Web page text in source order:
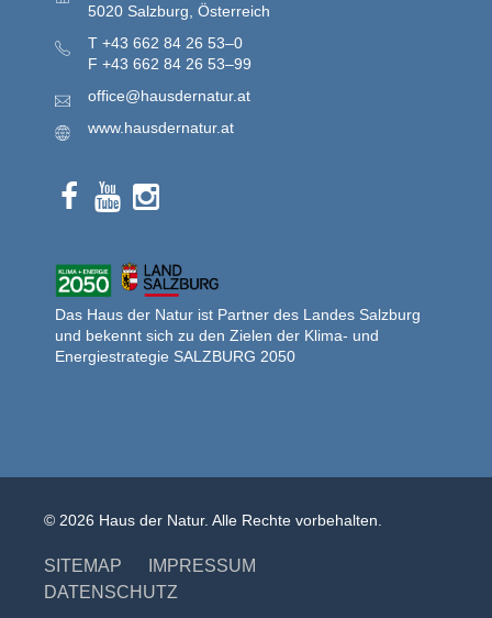
5020 Salzburg, Österreich
T +43 662 84 26 53–0
F +43 662 84 26 53–99
office@hausdernatur.at
www.hausdernatur.at
Das Haus der Natur ist Partner des Landes Salzburg
und bekennt sich zu den Zielen der Klima- und
Energiestrategie SALZBURG 2050
© 2026 Haus der Natur. Alle Rechte vorbehalten.
SITEMAP
IMPRESSUM
DATENSCHUTZ